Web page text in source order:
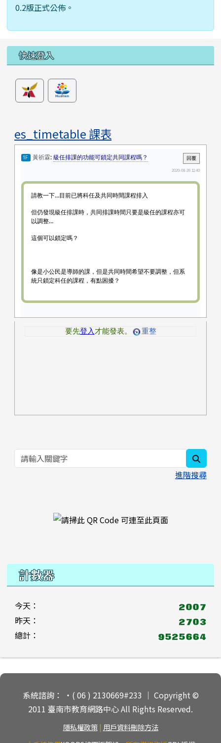
0.2版正式公佈。
左邊區域內容
快速登入
es_timetable 課表
進階搜尋
右邊區域內容
計數器
今天：
昨天：
總計：
頁尾區域內容
系統諮詢： ‧( 06 ) 2130669#233 ｜ Copyright ©
2011 臺南市教育網路中心 All Rights Reserved.
隱私權政策| 用戶資料刪除方法